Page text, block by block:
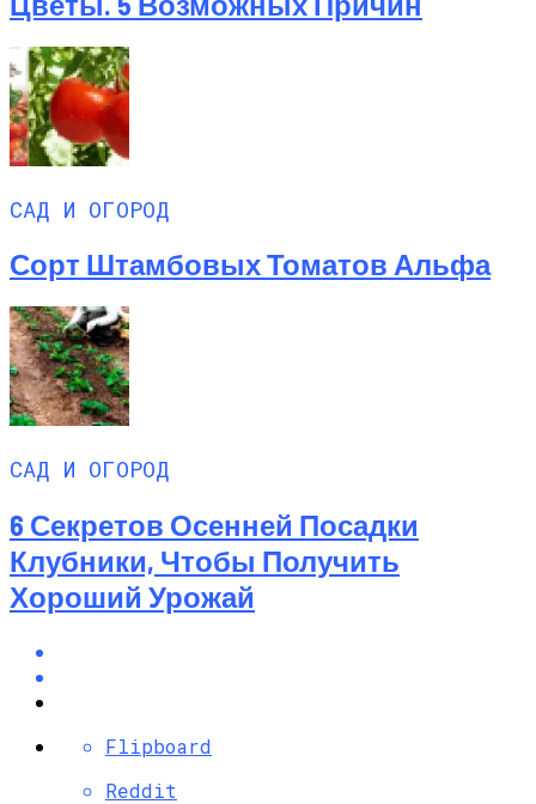
САД И ОГОРОД
Сорт Штамбовых Томатов Альфа
САД И ОГОРОД
6 Секретов Осенней Посадки
Клубники, Чтобы Получить
Хороший Урожай
Flipboard
Reddit